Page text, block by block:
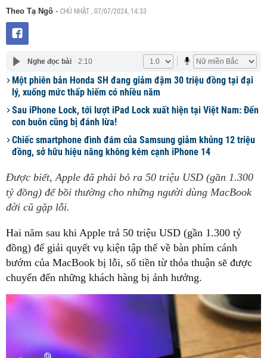
Theo Tạ Ngô - CHỦ NHẬT , 07/07/2024, 14:33
Nghe đọc bài 2:10
Một phiên bản Honda SH đang giảm đậm 30 triệu đồng tại đại
lý, xuống mức thấp hiếm có nhiều năm
Sau iPhone Lock, tới lượt iPad Lock xuất hiện tại Việt Nam: Đến
con buôn cũng bị đánh lừa!
Chiếc smartphone đình đám của Samsung giảm khủng 12 triệu
đồng, sở hữu hiệu năng không kém cạnh iPhone 14
Được biết, Apple đã phải bỏ ra 50 triệu USD (gần 1.300
tỷ đồng) để bồi thường cho những người dùng MacBook
đời cũ gặp lỗi.
Hai năm sau khi Apple trả 50 triệu USD (gần 1.300 tỷ
đồng) để giải quyết vụ kiện tập thể về bàn phím cánh
bướm của MacBook bị lỗi, số tiền từ thỏa thuận sẽ được
chuyển đến những khách hàng bị ảnh hưởng.